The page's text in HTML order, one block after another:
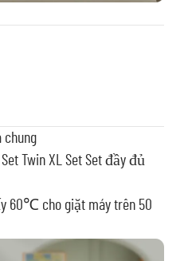
chung
Twin XL Set Set đầy đủ
60℃ cho giặt máy trên 50